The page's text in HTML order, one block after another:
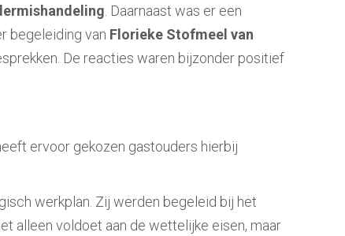
. Daarnaast was er een
begeleiding van Florieke Stofmeel van
De reacties waren bijzonder positief
ervoor gekozen gastouders hierbij
werkplan. Zij werden begeleid bij het
alleen voldoet aan de wettelijke eisen, maar